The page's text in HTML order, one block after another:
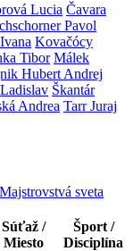
Lucia Čavara
Pavol
Kovačócy
Tibor Málek
Hubert Andrej
Škantár
Andrea Tarr Juraj
Majstrovstvá sveta
Súťaž /
Miesto
Šport /
Disciplína